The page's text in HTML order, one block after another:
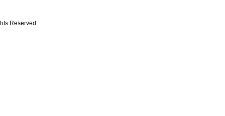
Reserved.